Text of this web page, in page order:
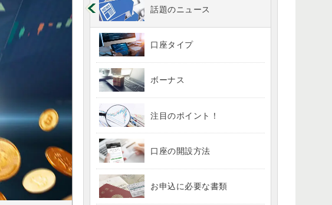
話題のニュース
口座タイプ
ボーナス
注目のポイント！
口座の開設方法
お申込に必要な書類